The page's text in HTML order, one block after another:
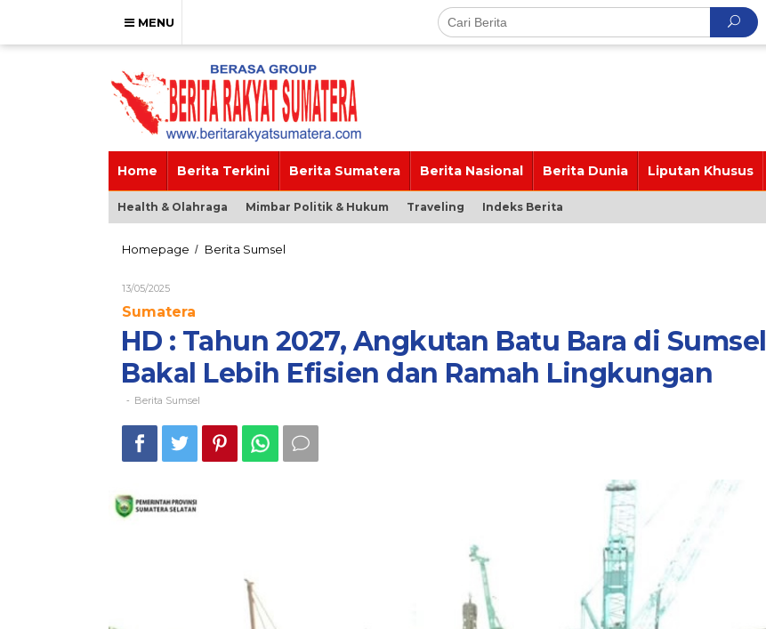
MENU
Home Berita Terkini Berita Sumatera Berita Nasional Berita Dunia Liputan Khusus
Health & Olahraga Mimbar Politik & Hukum Traveling Indeks Berita
Homepage / Berita Sumsel
Batu
Bara
di
Sumsel
Efisien
dan
13/05/2025Oleh
Sumatera
HD : Tahun 2027, Angkutan Batu Bara di Sumsel
Bakal Lebih Efisien dan Ramah Lingkungan
- Berita Sumsel